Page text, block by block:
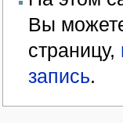
Вы
страницу,
запись.